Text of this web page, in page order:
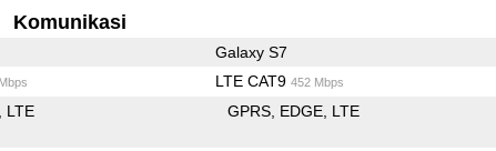
Komunikasi
Galaxy S7
LTE CAT9 452 Mbps
LTE GPRS EDGE LTE